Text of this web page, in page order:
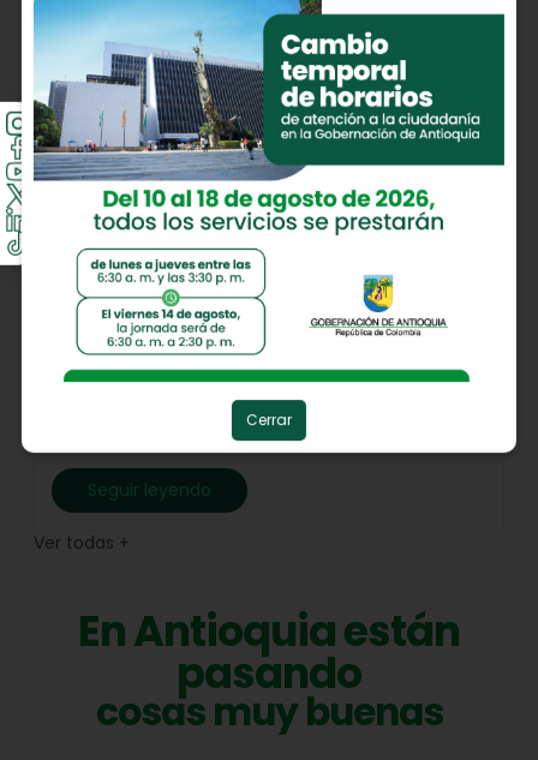
Trece municipios de Antioquia
ingresaron a la Red Mundial
de Destinos Religiosos
Jericó, 6 de agosto de 2026. La afiliación potencia
el posicionamiento del departamento como
referente nacional e internaci...
Seguir leyendo
Ver todas +
En Antioquia están
pasando
cosas muy buenas
Cerrar